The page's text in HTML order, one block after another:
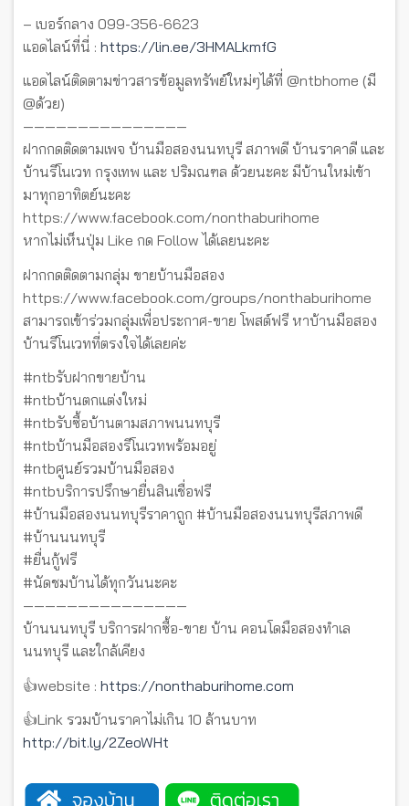
– เบอร์กลาง 099-356-6623
แอดไลน์ที่นี่ : https://lin.ee/3HMALkmfG
แอดไลน์ติดตามข่าวสารข้อมูลทรัพย์ใหม่ๆได้ที่ @ntbhome (มี
@ด้วย)
———————————————
ฝากกดติดตามเพจ บ้านมือสองนนทบุรี สภาพดี บ้านราคาดี และ
บ้านรีโนเวท กรุงเทพ และ ปริมณฑล ด้วยนะคะ มีบ้านใหม่เข้า
มาทุกอาทิตย์นะคะ
https://www.facebook.com/nonthaburihome
หากไม่เห็นปุ่ม Like กด Follow ได้เลยนะคะ
ฝากกดติดตามกลุ่ม ขายบ้านมือสอง
https://www.facebook.com/groups/nonthaburihome
สามารถเข้าร่วมกลุ่มเพื่อประกาศ-ขาย โพสต์ฟรี หาบ้านมือสอง
บ้านรีโนเวทที่ตรงใจได้เลยค่ะ
#ntbรับฝากขายบ้าน
#ntbบ้านตกแต่งใหม่
#ntbรับซื้อบ้านตามสภาพนนทบุรี
#ntbบ้านมือสองรีโนเวทพร้อมอยู่
#ntbศูนย์รวมบ้านมือสอง
#ntbบริการปรึกษายื่นสินเชื่อฟรี
#บ้านมือสองนนทบุรีราคาถูก #บ้านมือสองนนทบุรีสภาพดี
#บ้านนนทบุรี
#ยื่นกู้ฟรี
#นัดชมบ้านได้ทุกวันนะคะ
———————————————
บ้านนนทบุรี บริการฝากซื้อ-ขาย บ้าน คอนโดมือสองทำเล
นนทบุรี และใกล้เคียง
👍website : https://nonthaburihome.com
👍Link รวมบ้านราคาไม่เกิน 10 ล้านบาท
http://bit.ly/2ZeoWHt